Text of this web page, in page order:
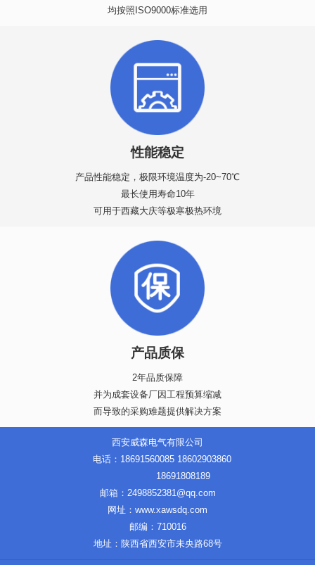
均按照ISO9000标准选用
性能稳定
产品性能稳定，极限环境温度为-20~70℃
最长使用寿命10年
可用于西藏大庆等极寒极热环境
产品质保
2年品质保障
并为成套设备厂因工程预算缩减
而导致的采购难题提供解决方案
西安威森电气有限公司
电话：18691560085 18602903860
18691808189
邮箱：2498852381@qq.com
网址：www.xawsdq.com
邮编：710016
地址：陕西省西安市未央路68号